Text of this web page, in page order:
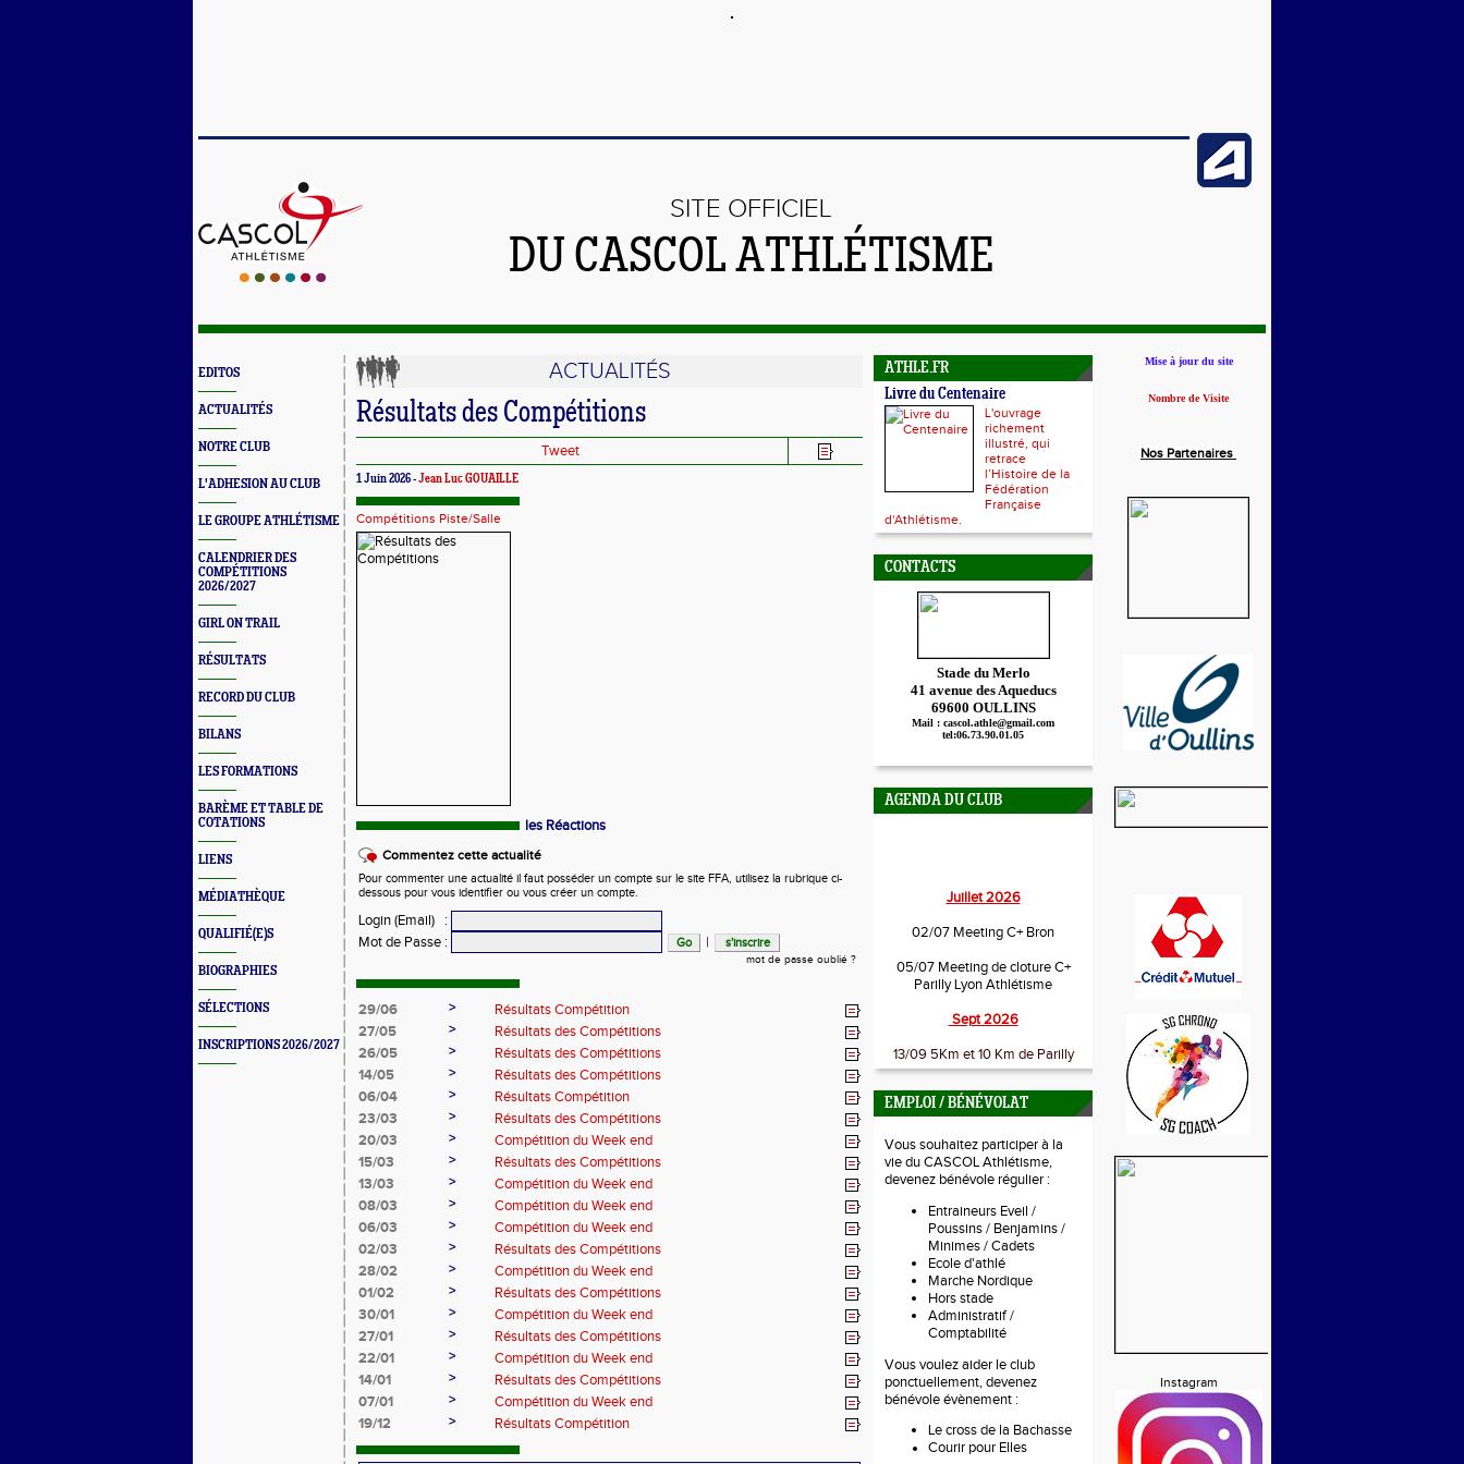
SITE OFFICIEL
DU CASCOL ATHLÉTISME
EDITOS
ACTUALITÉS
NOTRE CLUB
L'ADHESION AU CLUB
LE GROUPE ATHLÉTISME
CALENDRIER DES
COMPÉTITIONS
2026/2027
GIRL ON TRAIL
RÉSULTATS
RECORD DU CLUB
BILANS
LES FORMATIONS
BARÈME ET TABLE DE
COTATIONS
LIENS
MÉDIATHÈQUE
QUALIFIÉ(E)S
BIOGRAPHIES
SÉLECTIONS
INSCRIPTIONS 2026/2027
ACTUALITÉS
Résultats des Compétitions
Tweet
1 Juin 2026 -Jean Luc GOUAILLE
Compétitions Piste/Salle
les Réactions
Commentez cette actualité
Pour commenter une actualité il faut posséder un compte sur le site FFA, utilisez la rubrique ci-
dessous pour vous identifier ou vous créer un compte.
Login (Email)
:
Mot de Passe : |
mot de passe oublié ?
29/06 >
Résultats Compétition
27/05
>
Résultats des Compétitions
26/05
>
Résultats des Compétitions
14/05
>
Résultats des Compétitions
06/04
>
Résultats Compétition
23/03
>
Résultats des Compétitions
20/03
>
Compétition du Week end
15/03
>
Résultats des Compétitions
13/03
>
Compétition du Week end
08/03
>
Compétition du Week end
06/03
>
Compétition du Week end
02/03
>
Résultats des Compétitions
28/02
>
Compétition du Week end
01/02
>
Résultats des Compétitions
30/01
>
Compétition du Week end
27/01
>
Résultats des Compétitions
22/01
>
Compétition du Week end
14/01
>
Résultats des Compétitions
07/01
>
Compétition du Week end
19/12
> Résultats Compétition
ATHLE.FR
Livre du Centenaire
L'ouvrage
richement
illustré, qui
retrace
l’Histoire de la
Fédération
Française
d'Athlétisme.
CONTACTS
Stade du Merlo
41 avenue des Aqueducs
69600 OULLINS
Mail : cascol.athle@gmail.com
tel:06.73.90.01.05
AGENDA DU CLUB
Juillet 2026
02/07 Meeting C+ Bron
05/07 Meeting de cloture C+
Parilly Lyon Athlétisme
Sept 2026
13/09 5Km et 10 Km de Parilly
EMPLOI / BÉNÉVOLAT
Vous souhaitez participer à la
vie du CASCOL Athlétisme,
devenez bénévole régulier :
Entraineurs Eveil /
Poussins / Benjamins /
Minimes / Cadets
Ecole d'athlé
Marche Nordique
Hors stade
Administratif /
Comptabilité
Vous voulez aider le club
ponctuellement, devenez
bénévole évènement :
Le cross de la Bachasse
Courir pour Elles
Mise à jour du site
Nombre de Visite
Nos Partenaires
Instagram